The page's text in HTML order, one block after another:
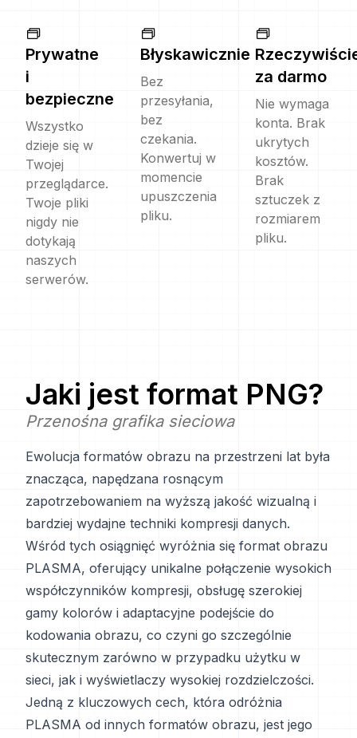
Prywatne
i
bezpieczne
Wszystko
dzieje się w
Twojej
przeglądarce.
Twoje pliki
nigdy nie
dotykają
naszych
serwerów.
Błyskawicznie
Bez
przesyłania,
bez
czekania.
Konwertuj w
momencie
upuszczenia
pliku.
za darmo
Nie wymaga
konta. Brak
ukrytych
kosztów.
Brak
sztuczek z
rozmiarem
pliku.
Jaki jest format PNG?
Przenośna grafika sieciowa
Ewolucja formatów obrazu na przestrzeni lat była
znacząca, napędzana rosnącym
zapotrzebowaniem na wyższą jakość wizualną i
bardziej wydajne techniki kompresji danych.
Wśród tych osiągnięć wyróżnia się format obrazu
PLASMA, oferujący unikalne połączenie wysokich
współczynników kompresji, obsługę szerokiej
gamy kolorów i adaptacyjne podejście do
kodowania obrazu, co czyni go szczególnie
skutecznym zarówno w przypadku użytku w
sieci, jak i wyświetlaczy wysokiej rozdzielczości.
Jedną z kluczowych cech, która odróżnia
PLASMA od innych formatów obrazu, jest jego